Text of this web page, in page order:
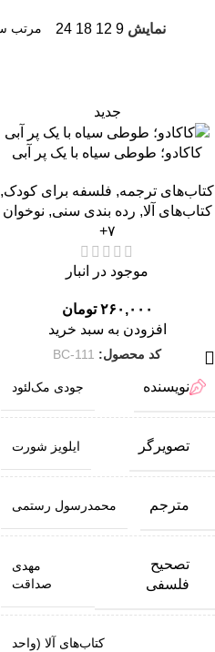
نمایش 9
12
18
24
جدید
کاکادو؛ طوطی سیاه با یک پر آبی
کتاب‌های ترجمه, فلسفه برای کودک,
کتاب‌های آلا, رده بندی سنی, نوخوان
۷+
موجود در انبار
۲۶۰,۰۰۰ تومان
افزودن به سبد خرید
کد محصول: BC-111
نویسنده جودی مک‌لئود
تصویرگر ایلویز شورت
مترجم محمدرسول رستمی
تصحیح
فلسفی
مهدی
صداقت
کتاب‌های آلا (واحد